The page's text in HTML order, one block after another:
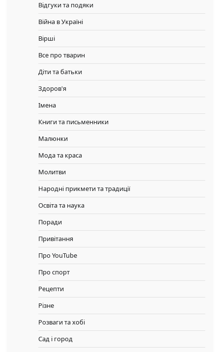
Відгуки та подяки
Війна в Україні
Вірші
Все про тварин
Діти та батьки
Здоров'я
Імена
Книги та письменники
Малюнки
Мода та краса
Молитви
Народні прикмети та традиції
Освіта та наука
Поради
Привітання
Про YouTube
Про спорт
Рецепти
Різне
Розваги та хобі
Сад і город